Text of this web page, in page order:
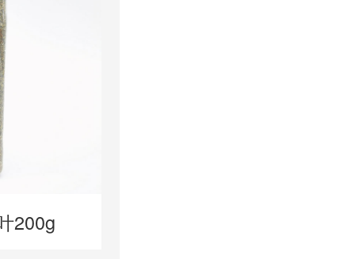
200g